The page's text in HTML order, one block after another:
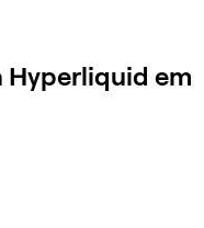
Hyperliquid em